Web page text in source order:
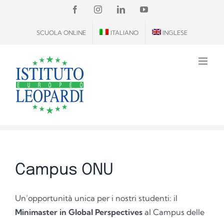
contenuto
FACEBOOKINSTAGRAM
LINKEDINYOUTUBE
SCUOLA ONLINE ITALIANO INGLESE
Campus ONU
Un’opportunità unica per i nostri studenti: il
Minimaster in Global Perspectivesal Campus delle